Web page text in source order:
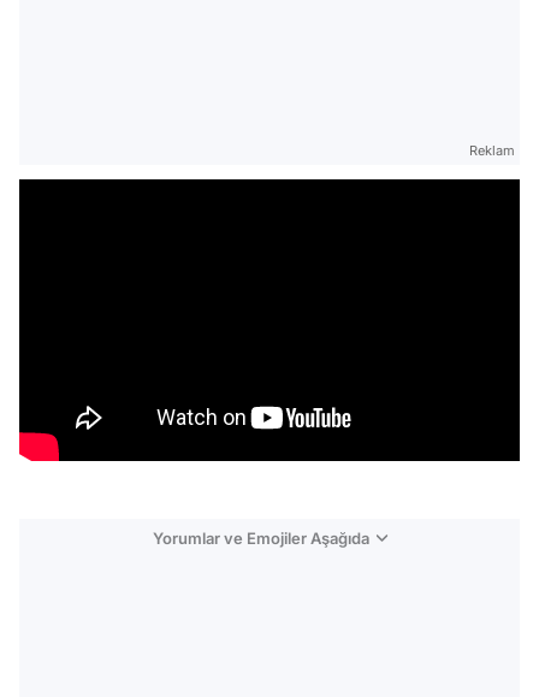
Reklam
Yorumlar ve Emojiler Aşağıda